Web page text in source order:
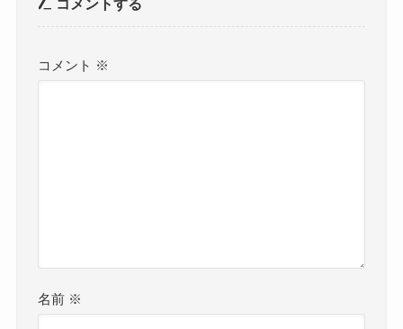
コメントする
コメント ※
名前 ※